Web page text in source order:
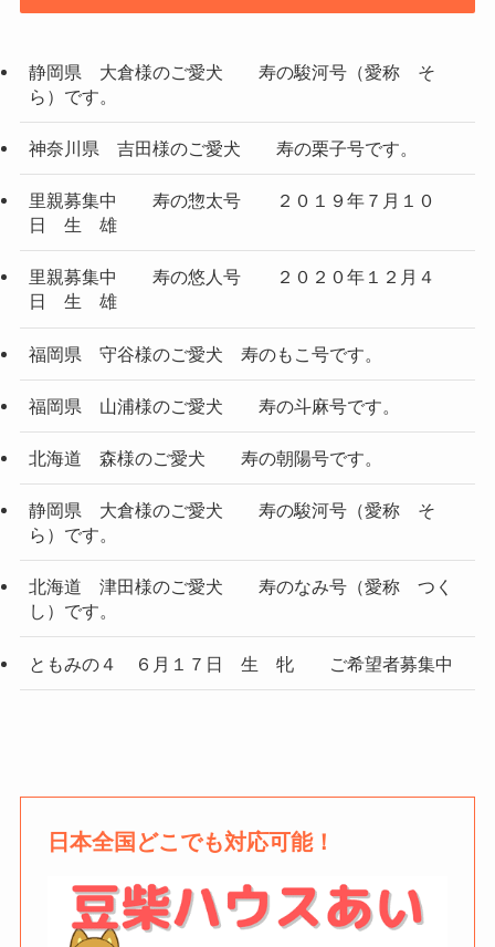
静岡県 大倉様のご愛犬 寿の駿河号（愛称 そ
ら）です。
神奈川県 吉田様のご愛犬 寿の栗子号です。
里親募集中 寿の惣太号 ２０１９年７月１０
日 生 雄
里親募集中 寿の悠人号 ２０２０年１２月４
日 生 雄
福岡県 守谷様のご愛犬 寿のもこ号です。
福岡県 山浦様のご愛犬 寿の斗麻号です。
北海道 森様のご愛犬 寿の朝陽号です。
静岡県 大倉様のご愛犬 寿の駿河号（愛称 そ
ら）です。
北海道 津田様のご愛犬 寿のなみ号（愛称 つく
し）です。
ともみの４ ６月１７日 生 牝 ご希望者募集中
日本全国どこでも対応可能！